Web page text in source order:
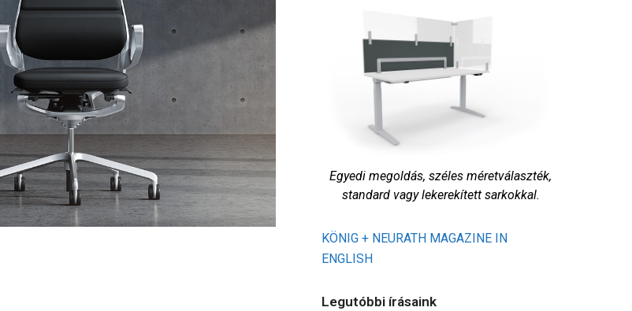
Egyedi megoldás, széles méretválaszték,
standard vagy lekerekített sarkokkal.
KÖNIG + NEURATH MAGAZINE IN
ENGLISH
Legutóbbi írásaink